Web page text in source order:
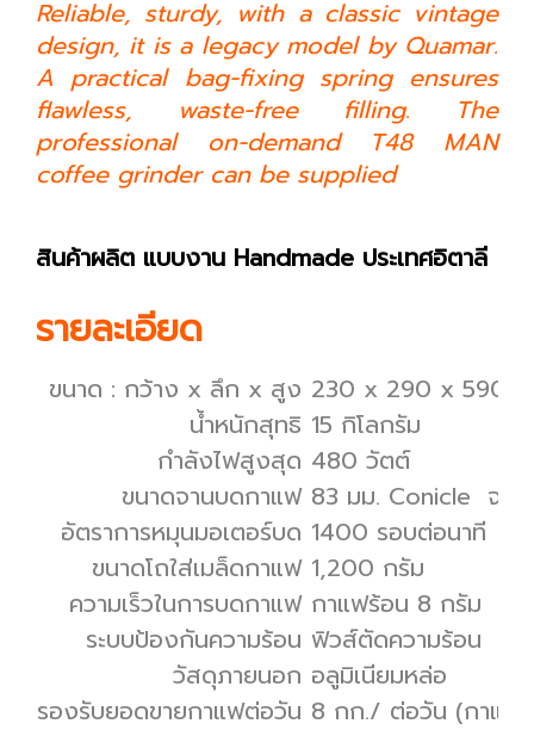
Reliable, sturdy, with a classic vintage
design, it is a legacy model by Quamar.
A practical bag-fixing spring ensures
flawless, waste-free filling. The
professional on-demand T48 MAN
coffee grinder can be supplied
สินค้าผลิต แบบงาน Handmade ประเทศอิตาลี
รายละเอียด
ขนาด : กว้าง x ลึก x สูง
น้ำหนักสุทธิ
กำลังไฟสูงสุด
ขนาดจานบดกาแฟ
อัตราการหมุนมอเตอร์บด
ขนาดโถใส่เมล็ดกาแฟ
ความเร็วในการบดกาแฟ
ระบบป้องกันความร้อน
วัสดุภายนอก
รองรับยอดขายกาแฟต่อวัน
230 x 290 x 590 มิ
15 กิโลกรัม
480 วัตต์
83 มม. Conicle จาน
1400 รอบต่อนาที
1,200 กรัม
กาแฟร้อน 8 กรัม 2
ฟิวส์ตัดความร้อน
อลูมิเนียมหล่อ
8 กก./ ต่อวัน (กาแฟ